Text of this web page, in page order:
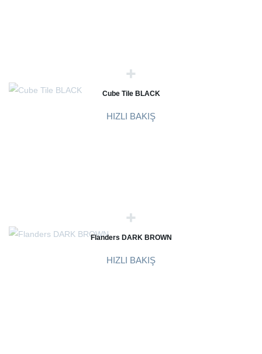
Cube Tile BLACK
HIZLI BAKIŞ
Flanders DARK BROWN
HIZLI BAKIŞ